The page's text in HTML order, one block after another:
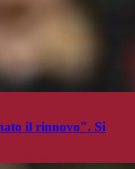
il rinnovo". Si